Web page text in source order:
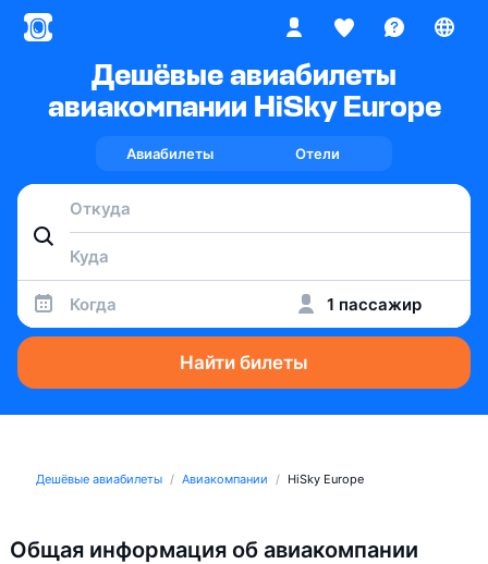
Дешёвые авиабилеты
авиакомпании HiSky Europe
Авиабилеты Отели
Когда 1 пассажир
Найти билеты
Дешёвые авиабилеты Авиакомпании HiSky Europe
Общая информация об авиакомпании